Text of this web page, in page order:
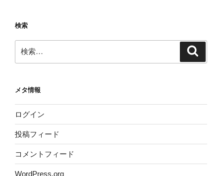
検索
索:
メタ情報
ログイン
投稿フィード
コメントフィード
WordPress.org